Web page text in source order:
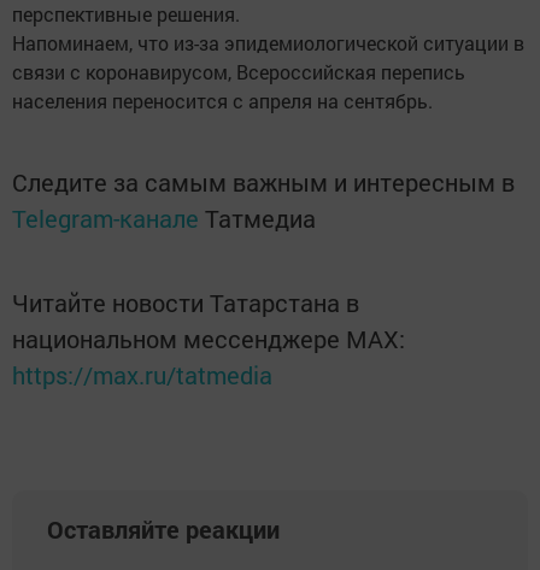
перспективные решения.
Напоминаем, что из-за эпидемиологической ситуации в
связи с коронавирусом, Всероссийская перепись
населения переносится с апреля на сентябрь.
Следите за самым важным и интересным в
Telegram-канале Татмедиа
Читайте новости Татарстана в
национальном мессенджере MАХ:
https://max.ru/tatmedia
Оставляйте реакции